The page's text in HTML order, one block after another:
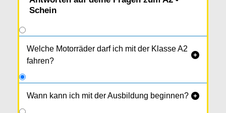
Schein
Welche Motorräder darf ich mit der Klasse A2
fahren?

Wann kann ich mit der Ausbildung beginnen? 